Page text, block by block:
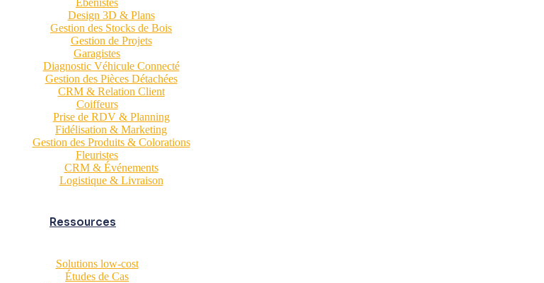
Ébénistes
Design 3D & Plans
Gestion des Stocks de Bois
Gestion de Projets
Garagistes
Diagnostic Véhicule Connecté
Gestion des Pièces Détachées
CRM & Relation Client
Coiffeurs
Prise de RDV & Planning
Fidélisation & Marketing
Gestion des Produits & Colorations
Fleuristes
CRM & Événements
Logistique & Livraison
Ressources
Solutions low-cost
Études de Cas